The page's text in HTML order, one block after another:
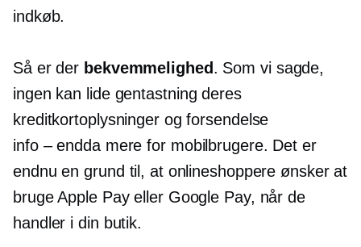
indkøb.
Så er der bekvemmelighed. Som vi sagde,
ingen kan lide gentastning deres
kreditkortoplysninger og forsendelse
info – enddamere for mobilbrugere. Det er
endnu en grund til, at onlineshoppere ønsker at
bruge Apple Pay eller Google Pay, når de
handler i din butik.